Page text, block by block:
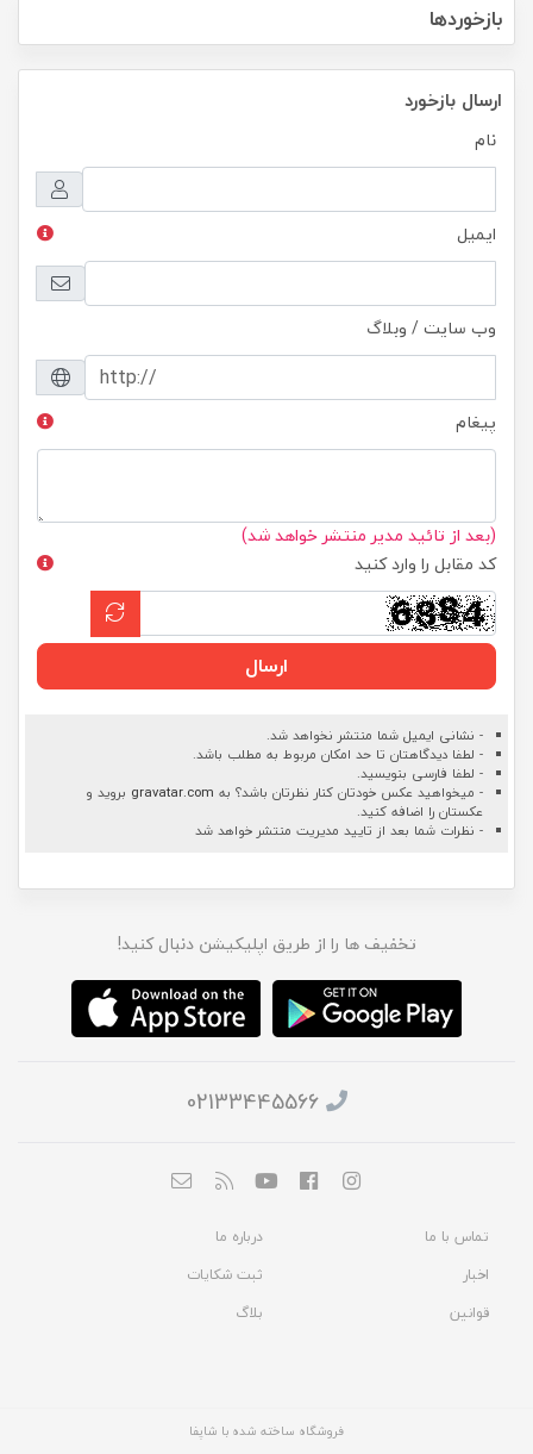
بازخوردها
ارسال بازخورد
نام
ایمیل
وب سایت / وبلاگ
پیغام
(بعد از تائید مدیر منتشر خواهد شد)
کد مقابل را وارد کنید
ارسال
- نشانی ایمیل شما منتشر نخواهد شد.
- لطفا دیدگاهتان تا حد امکان مربوط به مطلب باشد.
- لطفا فارسی بنویسید.
- میخواهید عکس خودتان کنار نظرتان باشد؟ به gravatar.com بروید و
عکستان را اضافه کنید.
- نظرات شما بعد از تایید مدیریت منتشر خواهد شد
تخفیف ها را از طریق اپلیکیشن دنبال کنید!
02133445566
تماس با ما
درباره ما
اخبار
ثبت شکایات
قوانین
بلاگ
فروشگاه ساخته شده با شاپفا